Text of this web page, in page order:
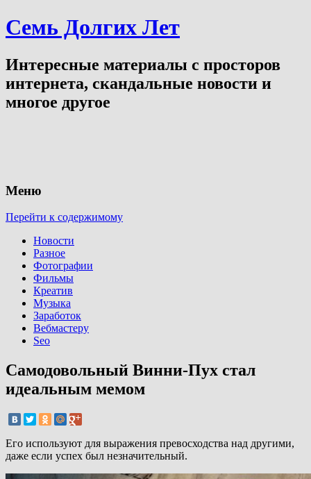
Семь Долгих Лет
Интересные материалы с просторов
интернета, скандальные новости и
многое другое
Меню
Перейти к содержимому
Новости
Разное
Фотографии
Фильмы
Креатив
Музыка
Заработок
Вебмастеру
Seo
Самодовольный Винни-Пух стал
идеальным мемом
Его используют для выражения превосходства над другими,
даже если успех был незначительный.